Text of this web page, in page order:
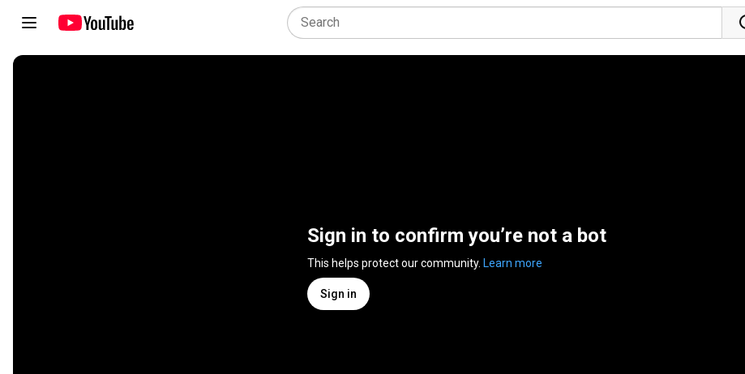
Sign in to confirm you’re not a bot
This helps protect our community. Learn more
Sign in